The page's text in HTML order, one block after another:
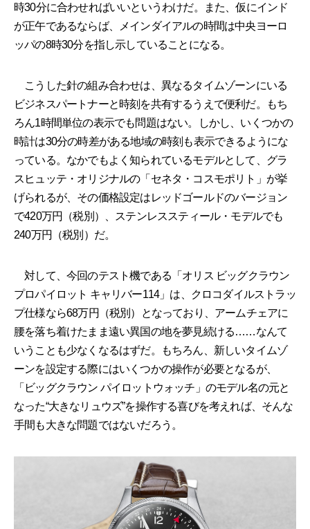
時30分に合わせればいいというわけだ。また、仮にインド
が正午であるならば、メインダイアルの時間は中央ヨーロ
ッパの8時30分を指し示していることになる。
こうした針の組み合わせは、異なるタイムゾーンにいる
ビジネスパートナーと時刻を共有するうえで便利だ。もち
ろん1時間単位の表示でも問題はない。しかし、いくつかの
時計は30分の時差がある地域の時刻も表示できるようにな
っている。なかでもよく知られているモデルとして、グラ
スヒュッテ・オリジナルの「セネタ・コスモポリト」が挙
げられるが、その価格設定はレッドゴールドのバージョン
で420万円（税別）、ステンレススティール・モデルでも
240万円（税別）だ。
対して、今回のテスト機である「オリス ビッグクラウン
プロパイロット キャリバー114」は、クロコダイルストラッ
プ仕様なら68万円（税別）となっており、アームチェアに
腰を落ち着けたまま遠い異国の地を夢見続ける……なんて
いうことも少なくなるはずだ。もちろん、新しいタイムゾ
ーンを設定する際にはいくつかの操作が必要となるが、
「ビッグクラウン パイロットウォッチ」のモデル名の元と
なった“大きなリュウズ”を操作する喜びを考えれば、そんな
手間も大きな問題ではないだろう。